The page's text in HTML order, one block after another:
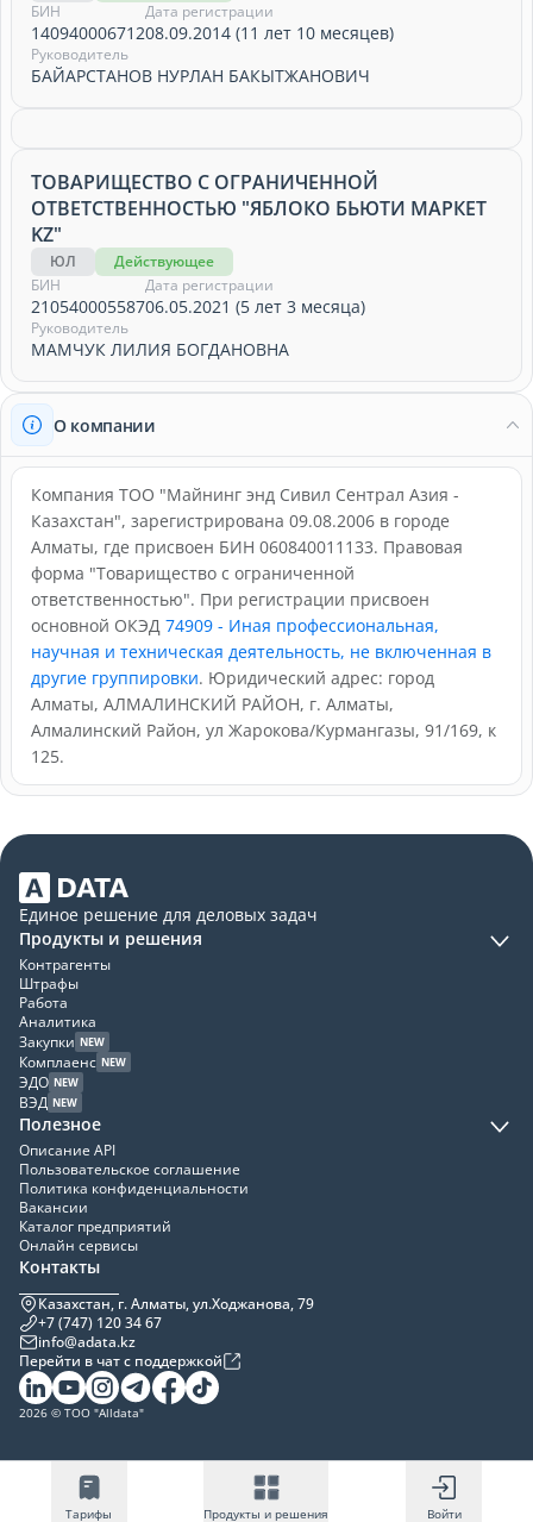
БИН
140940006712
Дата регистрации
08.09.2014 (11 лет 10 месяцев)
Руководитель
БАЙАРСТАНОВ НУРЛАН БАКЫТЖАНОВИЧ
ТОВАРИЩЕСТВО С ОГРАНИЧЕННОЙ
ОТВЕТСТВЕННОСТЬЮ "ЯБЛОКО БЬЮТИ МАРКЕТ
KZ"
ЮЛ
Действующее
БИН
210540005587
Дата регистрации
06.05.2021 (5 лет 3 месяца)
Руководитель
МАМЧУК ЛИЛИЯ БОГДАНОВНА
О компании
Компания ТОО "Майнинг энд Сивил Сентрал Азия -
Казахстан", зарегистрирована 09.08.2006 в городе
Алматы, где присвоен БИН 060840011133. Правовая
форма "Товарищество с ограниченной
ответственностью". При регистрации присвоен
основной ОКЭД 74909 - Иная профессиональная,
научная и техническая деятельность, не включенная в
другие группировки. Юридический адрес: город
Алматы, АЛМАЛИНСКИЙ РАЙОН, г. Алматы,
Алмалинский Район, ул Жарокова/Курмангазы, 91/169, к
125.
Единое решение для деловых задач
Продукты и решения
Контрагенты
Штрафы
Работа
Аналитика
Закупки NEW
Комплаенс NEW
ЭДО NEW
ВЭД NEW
Полезное
Описание API
Пользовательское соглашение
Политика конфиденциальности
Вакансии
Каталог предприятий
Онлайн сервисы
Контакты
Казахстан, г. Алматы, ул.Ходжанова, 79
+7 (747) 120 34 67
info@adata.kz
Перейти в чат с поддержкой
2026 © ТОО "Alldata"
Тарифы Продукты и решения Войти